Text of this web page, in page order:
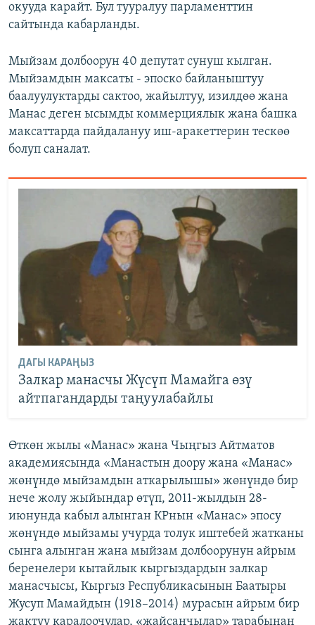
окууда карайт. Бул тууралуу парламенттин
сайтында кабарланды.
Мыйзам долбоорун 40 депутат сунуш кылган.
Мыйзамдын максаты - эпоско байланыштуу
баалуулуктарды сактоо, жайылтуу, изилдөө жана
Манас деген ысымды коммерциялык жана башка
максаттарда пайдалануу иш-аракеттерин тескөө
болуп саналат.
ДАГЫ КАРАҢЫЗ
Залкар манасчы Жүсүп Мамайга өзү
айтпагандарды таңуулабайлы
Өткөн жылы «Манас» жана Чыңгыз Айтматов
академиясында «Манастын доору жана «Манас»
жөнүндө мыйзамдын аткарылышы» жөнүндө бир
нече жолу жыйындар өтүп, 2011-жылдын 28-
июнунда кабыл алынган КРнын «Манас» эпосу
жөнүндө мыйзамы учурда толук иштебей жатканы
сынга алынган жана мыйзам долбоорунун айрым
беренелери кытайлык кыргыздардын залкар
манасчысы, Кыргыз Республикасынын Баатыры
Жусуп Мамайдын (1918–2014) мурасын айрым бир
жактуу каралоочулар, «жайсаңчылар» тарабынан